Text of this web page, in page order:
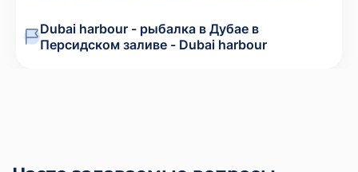
Dubai harbour - рыбалка в Дубае в
Персидском заливе - Dubai harbour